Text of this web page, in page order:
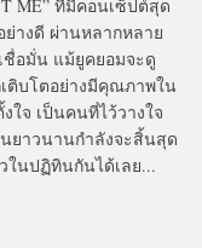
ME” ที่มีคอนเซ็ปต์สุด
างดี ผ่านหลากหลาย
ชื่อมั่น แม้ยูคยอมจะดู
ติบโตอย่างมีคุณภาพใน
ใจ เป็นคนที่ไว้วางใจ
ยาวนานกำลังจะสิ้นสุด
ในปฏิทินกันได้เลย...